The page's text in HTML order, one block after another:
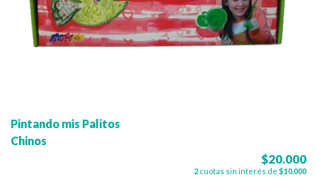
Pintando mis Palitos
Chinos
$20.000
2 cuotas sin interés de $10.000